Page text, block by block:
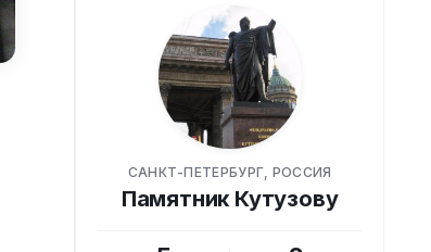
САНКТ-ПЕТЕРБУРГ, РОССИЯ
Памятник Кутузову